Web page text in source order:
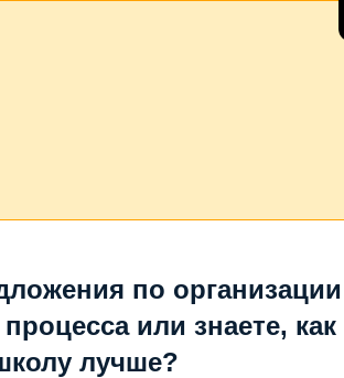
по организации
или знаете, как
лучше?